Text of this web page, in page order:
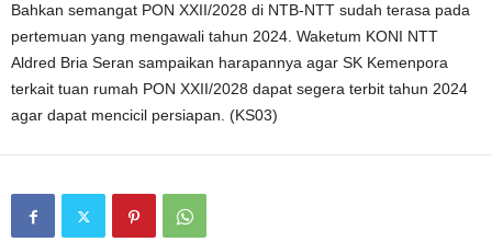
Bahkan semangat PON XXII/2028 di NTB-NTT sudah terasa pada
pertemuan yang mengawali tahun 2024. Waketum KONI NTT
Aldred Bria Seran sampaikan harapannya agar SK Kemenpora
terkait tuan rumah PON XXII/2028 dapat segera terbit tahun 2024
agar dapat mencicil persiapan. (KS03)